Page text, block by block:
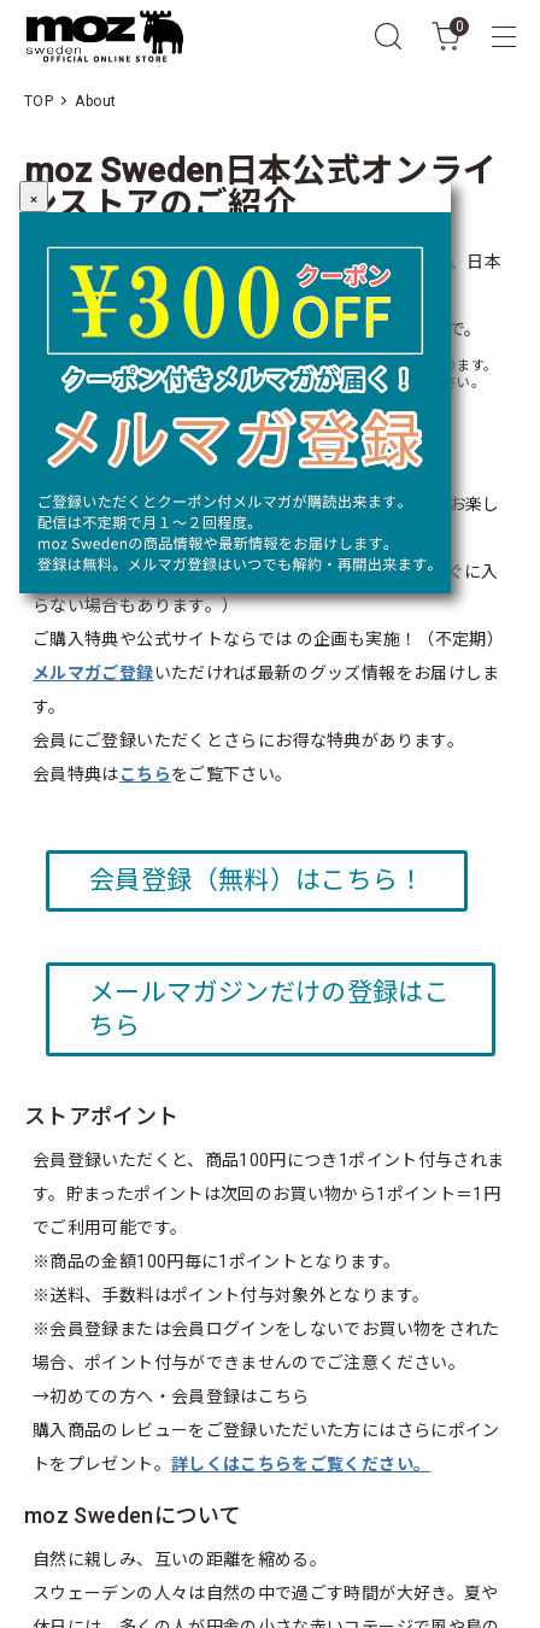
0
TOP About
moz Sweden日本公式オンライ
ンストアのご紹介
当店はmoz Swedenのライセンスグッズを専門に扱う、日本
公式オンラインストアです。
moz Swedenのアイテムは是非公式オンラインストアで。
※当店は日本国内でご使用される一般の方のみを対象に販売しております。
転売や輸出、仕入を目的としたご注文は承れませんのでご了承下さい。
We deliver the products only in Japan.
NO RESALE NO EXPORT OVERSEAS
公式オンラインストア
全て正規ルートでの商品ですので安心してお買い物をお楽し
みいただけます。
話題の新商品もいち早く入荷！（※商品によってはすぐに入
らない場合もあります。）
ご購入特典や公式サイトならでは の企画も実施！（不定期）
メルマガご登録いただければ最新のグッズ情報をお届けしま
す。
会員にご登録いただくとさらにお得な特典があります。
会員特典はこちらをご覧下さい。
会員登録（無料）はこちら！
メールマガジンだけの登録はこ
ちら
ストアポイント
会員登録いただくと、商品100円につき1ポイント付与されま
す。貯まったポイントは次回のお買い物から1ポイント＝1円
でご利用可能です。
※商品の金額100円毎に1ポイントとなります。
※送料、手数料はポイント付与対象外となります。
※会員登録または会員ログインをしないでお買い物をされた
場合、ポイント付与ができませんのでご注意ください。
→初めての方へ・ 会員登録はこちら
購入商品のレビューをご登録いただいた方にはさらにポイン
トをプレゼント。 詳しくはこちらをご覧ください。
moz Swedenについて
自然に親しみ、互いの距離を縮める。
スウェーデンの人々は自然の中で過ごす時間が大好き。夏や
×